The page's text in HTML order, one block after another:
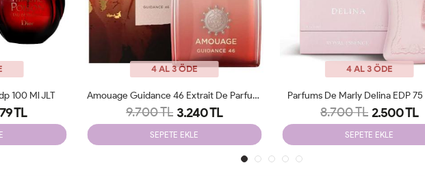
TL
4 AL 3 ÖDE
Parfums De Marly Delina EDP 75 Ml JLT
8.700 TL 2.500 TL
SEPETE EKLE
4 AL 3 ÖDE
Amouage Guidance EDP 100
8.900 TL 3.250 TL
SEPETE EKLE